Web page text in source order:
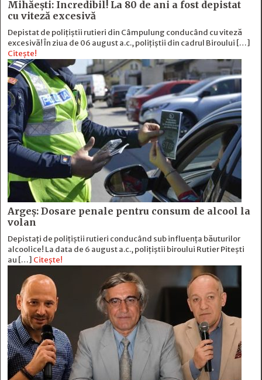
Mihăești: Incredibil! La 80 de ani a fost depistat
cu viteză excesivă
Depistat de polițiștii rutieri din Câmpulung conducând cu viteză
excesivă! În ziua de 06 august a.c., polițiștii din cadrul Biroului […]
Citește!
Argeș: Dosare penale pentru consum de alcool la
volan
Depistați de polițiștii rutieri conducând sub influența băuturilor
alcoolice! La data de 6 august a.c., polițiștii biroului Rutier Pitești
au […] Citește!